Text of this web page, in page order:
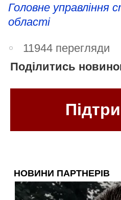
Головне управління
області
11944 перегляди
Поділитись